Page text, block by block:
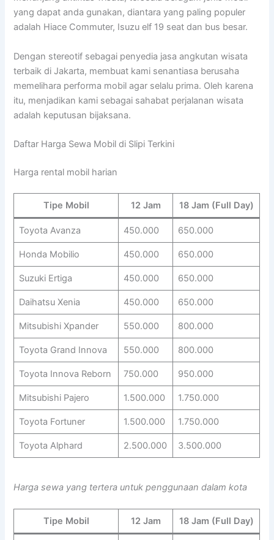
yang dapat anda gunakan, diantara yang paling populer
adalah Hiace Commuter, Isuzu elf 19 seat dan bus besar.
Dengan stereotif sebagai penyedia jasa angkutan wisata
terbaik di Jakarta, membuat kami senantiasa berusaha
memelihara performa mobil agar selalu prima. Oleh karena
itu, menjadikan kami sebagai sahabat perjalanan wisata
adalah keputusan bijaksana.
Daftar Harga Sewa Mobil di Slipi Terkini
Harga rental mobil harian
Tipe Mobil 12 Jam 18 Jam (Full Day)
Toyota Avanza 450.000 650.000
Honda Mobilio 450.000 650.000
Suzuki Ertiga 450.000 650.000
Daihatsu Xenia 450.000 650.000
Mitsubishi Xpander 550.000 800.000
Toyota Grand Innova 550.000 800.000
Toyota Innova Reborn 750.000 950.000
Mitsubishi Pajero 1.500.000 1.750.000
Toyota Fortuner 1.500.000 1.750.000
Toyota Alphard 2.500.000 3.500.000
Harga sewa yang tertera untuk penggunaan dalam kota
Tipe Mobil 12 Jam 18 Jam (Full Day)